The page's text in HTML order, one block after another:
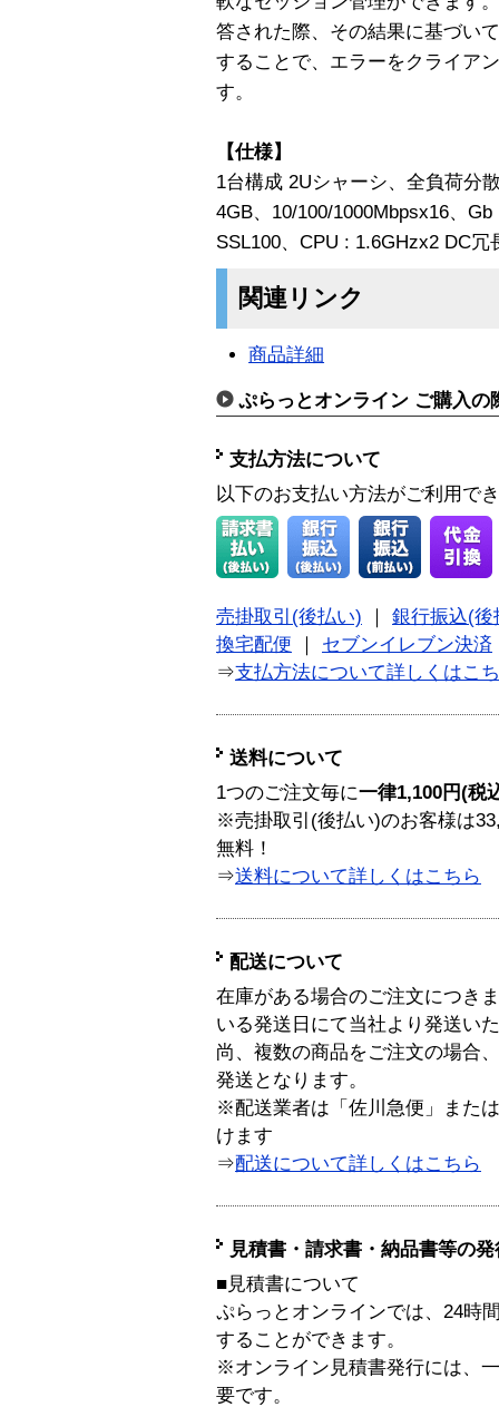
答された際、その結果に基づい
することで、エラーをクライア
す。
【仕様】
1台構成 2Uシャーシ、全負荷分
4GB、10/100/1000Mbpsx16、
SSL100、CPU : 1.6GHzx2 DC冗
関連リンク
商品詳細
ぷらっとオンライン ご購入の
支払方法について
以下のお支払い方法がご利用で
売掛取引(後払い)
銀行振込(後
換宅配便
セブンイレブン決済
⇒支払方法について詳しくはこ
送料について
1つのご注文毎に一律1,100円(税
※売掛取引(後払い)のお客様は
無料！
⇒送料について詳しくはこちら
配送について
在庫がある場合のご注文につき
いる発送日にて当社より発送い
尚、複数の商品をご注文の場合
発送となります。
※配送業者は「佐川急便」また
けます
⇒配送について詳しくはこちら
見積書・請求書・納品書等の
■見積書について
ぷらっとオンラインでは、24時
することができます。
※オンライン見積書発行には、
要です。